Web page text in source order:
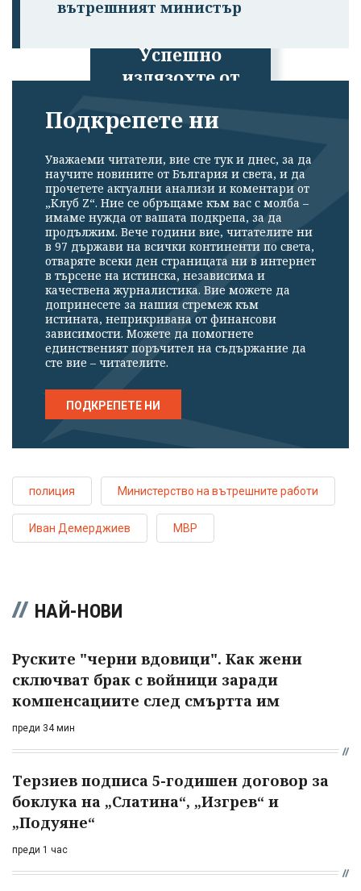
Успешно
излязохте от
вътрешният министър
Подкрепете ни
Уважаеми читатели, вие сте тук и днес, за да
научите новините от България и света, и да
прочетете актуални анализи и коментари от
„Клуб Z“. Ние се обръщаме към вас с молба –
имаме нужда от вашата подкрепа, за да
продължим. Вече години вие, читателите ни
в 97 държави на всички континенти по света,
отваряте всеки ден страницата ни в интернет
в търсене на истинска, независима и
качествена журналистика. Вие можете да
допринесете за нашия стремеж към
истината, неприкривана от финансови
зависимости. Можете да помогнете
единственият поръчител на съдържание да
сте вие – читателите.
ПОДКРЕПЕТЕ НИ
полиция Министерство на вътрешните работи
Иван Демерджиев МВР
НАЙ-НОВИ
Руските "черни вдовици". Как жени
сключват брак с войници заради
компенсациите след смъртта им
преди 34 мин
Терзиев подписа 5-годишен договор за
боклука на „Слатина“, „Изгрев“ и
„Подуяне“
преди 1 час